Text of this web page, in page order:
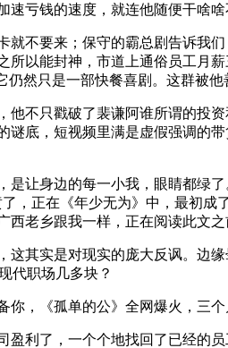
亏钱的速度，就连他随便干啥
要来；保守的霸总剧告诉我
以能封神，市道上通俗员工月
然只是一部快餐喜剧。这群被
只戳破了裴谦阿谁所谓的投
底，短视频里满是虚假强调的
身边的每一小我，眼睛都绿
，正在《年少无为》中，最初
老乡跟我一样，正在阅读此文之
实是对现实的庞大反讽。边
代职场几多块？
《孤单的公》全网爆火，三个
了，一个个地找回了已经的